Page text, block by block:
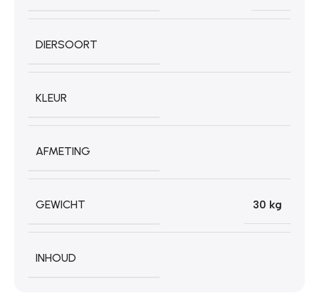
DIERSOORT
KLEUR
AFMETING
GEWICHT 30 kg
INHOUD